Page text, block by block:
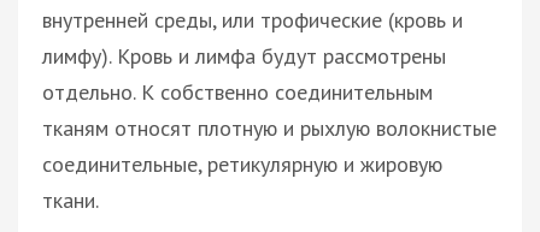
внутренней среды, или трофические (кровь и
лимфу). Кровь и лимфа будут рассмотрены
отдельно. К собственно соединительным
тканям относят плотную и рыхлую волокнистые
соединительные, ретикулярную и жировую
ткани.